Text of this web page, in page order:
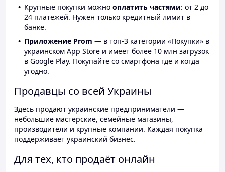
Крупные покупки можно оплатить частями: от 2 до
24 платежей. Нужен только кредитный лимит в
банке.
Приложение Prom — в топ-3 категории «Покупки» в
украинском App Store и имеет более 10 млн загрузок
в Google Play. Покупайте со смартфона где и когда
угодно.
Продавцы со всей Украины
Здесь продают украинские предприниматели —
небольшие мастерские, семейные магазины,
производители и крупные компании. Каждая покупка
поддерживает украинский бизнес.
Для тех, кто продаёт онлайн